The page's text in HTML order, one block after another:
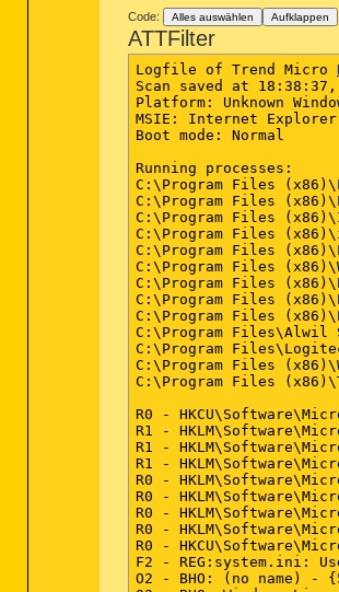
Code: Alles auswählen Aufklappen
ATTFilter
Logfile of Trend Micro
Scan saved at
Platform: Unknown
MSIE: Internet
Boot mode: Normal
Running processes:
C:\Program Files
C:\Program Files
C:\Program Files
C:\Program Files
C:\Program Files
C:\Program Files
C:\Program Files
C:\Program Files
C:\Program Files
C:\Program Files\Alwil
C:\Program
C:\Program Files
C:\Program Files
R0 -
R1 -
R1 -
R1 -
R0 -
R0 -
R0 -
R0 -
R0 -
F2 - REG:system.ini:
O2 - BHO: (no name) -